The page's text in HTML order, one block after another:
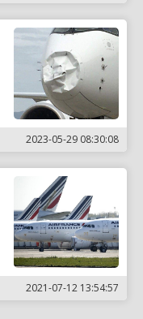
2023-05-29 08:30:08
2021-07-12 13:54:57